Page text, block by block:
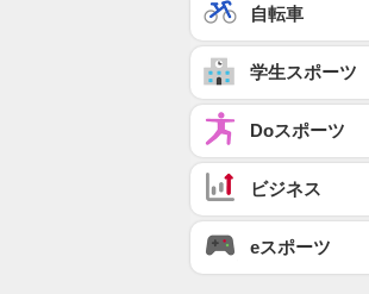
自転車
学生スポーツ
Doスポーツ
ビジネス
eスポーツ